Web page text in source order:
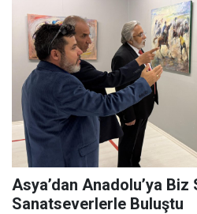
Asya’dan Anadolu’ya
Sanatseverlerle Buluştu